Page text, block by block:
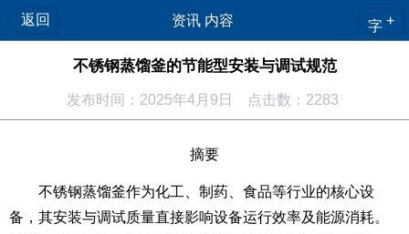
返回 资讯 内容 字 +
不锈钢蒸馏釜的节能型安装与调试规范
发布时间：2025年4月9日 点击数：2283
摘要
不锈钢蒸馏釜作为化工、制药、食品等行业的核心设
备，其安装与调试质量直接影响设备运行效率及能源消耗。